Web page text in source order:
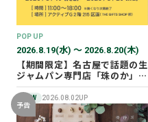
POP UP
2026.8.19(水) 〜 2026.8.20(木)
【期間限定】名古屋で話題の生
ジャムパン専門店「珠のか」
POP UP SHOP
NEW 2026.08.02UP
予告